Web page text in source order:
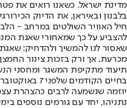
מדינת ישראל. כשאנו רואים את
בלבנון ובאיראן, את הדיוק
חיל האוויר השולטים במרחב -
להצביע על כך שמאחורי שאגת
שאסור לנו להמשיך ולהדחיק:
מכרעת, אך ורק בזכות צינור
תיעוד מתקיפת המשגר ומחסני
בחיים
יוזמה שנשמעה לרבים כהצהרת
נתניהו, יחד עם גורמים נוספים